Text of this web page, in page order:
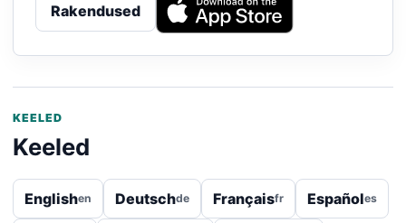
Rakendused
KEELED
Keeled
Englishen Deutschde Françaisfr Españoles